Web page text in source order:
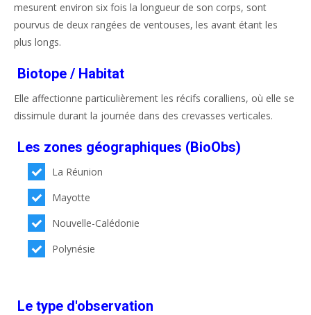
mesurent environ six fois la longueur de son corps, sont
pourvus de deux rangées de ventouses, les avant étant les
plus longs.
Biotope / Habitat
Elle affectionne particulièrement les récifs coralliens, où elle se
dissimule durant la journée dans des crevasses verticales.
Les zones géographiques (BioObs)
La Réunion
Mayotte
Nouvelle-Calédonie
Polynésie
Le type d'observation